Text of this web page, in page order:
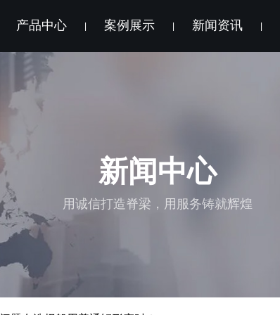
产品中心 | 案例展示 | 新闻资讯 |
新闻中心
用诚信打造脊梁，用服务铸就辉煌